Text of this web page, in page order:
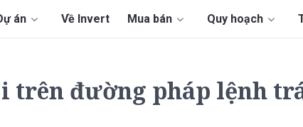
án Về Invert Mua bán Quy hoạch
trên đường pháp lệnh